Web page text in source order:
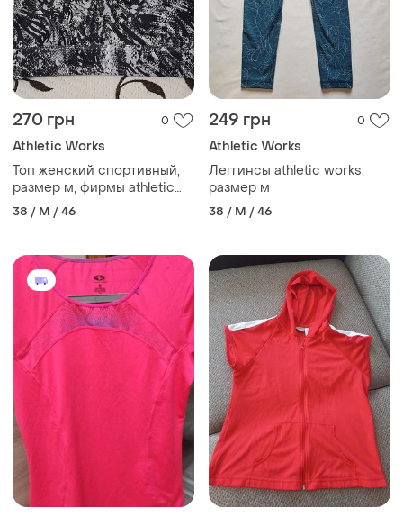
270 грн 0
Athletic Works
Топ женский спортивный,
размер м, фирмы athletic
works
38 / M / 46
249 грн 0
Athletic Works
Леггинсы athletic works,
размер м
38 / M / 46